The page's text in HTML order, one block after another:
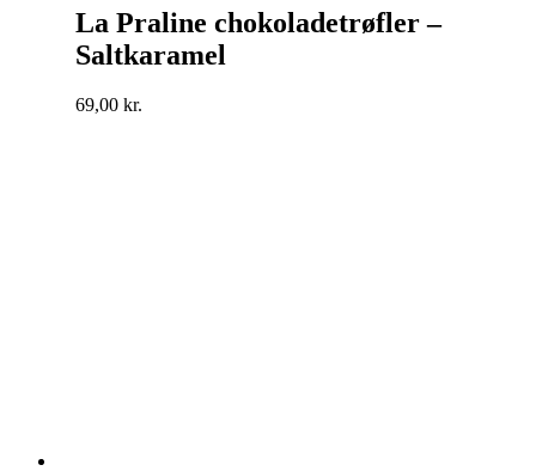
La Praline chokoladetrøfler –
Saltkaramel
69,00 kr.